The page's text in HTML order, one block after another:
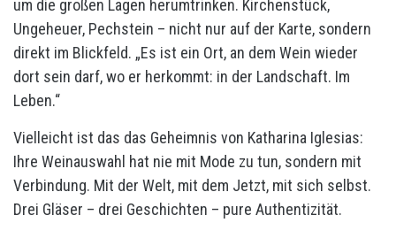
um die großen Lagen herumtrinken. Kirchenstück,
Ungeheuer, Pechstein – nicht nur auf der Karte, sondern
direkt im Blickfeld. „Es ist ein Ort, an dem Wein wieder
dort sein darf, wo er herkommt: in der Landschaft. Im
Leben.“
Vielleicht ist das das Geheimnis von Katharina Iglesias:
Ihre Weinauswahl hat nie mit Mode zu tun, sondern mit
Verbindung. Mit der Welt, mit dem Jetzt, mit sich selbst.
Drei Gläser – drei Geschichten – pure Authentizität.